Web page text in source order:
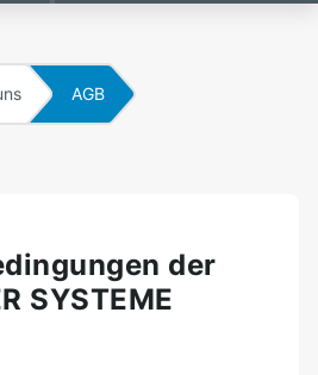
AGB
der
SYSTEME